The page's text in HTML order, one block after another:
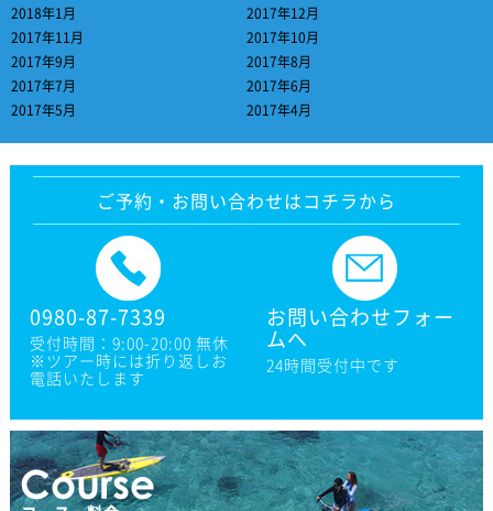
2018年1月
2017年12月
2017年11月
2017年10月
2017年9月
2017年8月
2017年7月
2017年6月
2017年5月
2017年4月
ご予約・お問い合わせはコチラから
0980-87-7339
受付時間：9:00-20:00 無休
※ツアー時には折り返しお
電話いたします
お問い合わせフォー
ムへ
24時間受付中です